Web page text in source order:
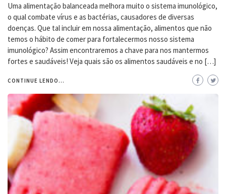
Uma alimentação balanceada melhora muito o sistema imunológico,
o qual combate vírus e as bactérias, causadores de diversas
doenças. Que tal incluir em nossa alimentação, alimentos que não
temos o hábito de comer para fortalecermos nosso sistema
imunológico? Assim encontraremos a chave para nos mantermos
fortes e saudáveis! Veja quais são os alimentos saudáveis e no […]
CONTINUE LENDO...